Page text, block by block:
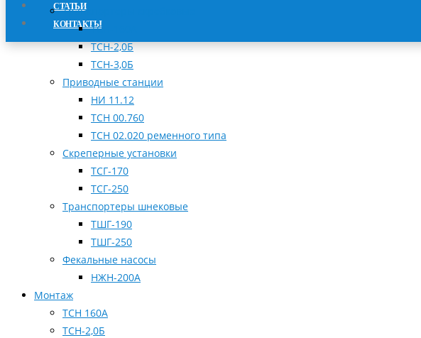
СТАТЬИ
КОНТАКТЫ
Транспортеры скребковые
ТСН-160А
ТСН-2,0Б
ТСН-3,0Б
Приводные станции
НИ 11.12
ТСН 00.760
ТСН 02.020 ременного типа
Скреперные установки
ТСГ-170
ТСГ-250
Транспортеры шнековые
ТШГ-190
ТШГ-250
Фекальные насосы
НЖН-200А
Монтаж
ТСН 160А
ТСН-2,0Б